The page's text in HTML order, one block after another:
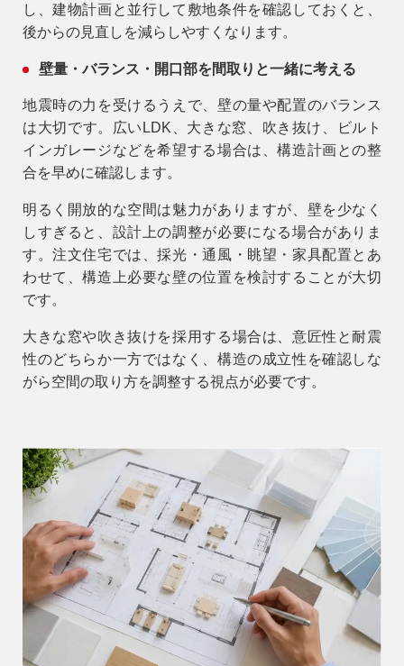
し、建物計画と並行して敷地条件を確認しておくと、
後からの見直しを減らしやすくなります。
壁量・バランス・開口部を間取りと一緒に考える
地震時の力を受けるうえで、壁の量や配置のバランス
は大切です。広いLDK、大きな窓、吹き抜け、ビルト
インガレージなどを希望する場合は、構造計画との整
合を早めに確認します。
明るく開放的な空間は魅力がありますが、壁を少なく
しすぎると、設計上の調整が必要になる場合がありま
す。注文住宅では、採光・通風・眺望・家具配置とあ
わせて、構造上必要な壁の位置を検討することが大切
です。
大きな窓や吹き抜けを採用する場合は、意匠性と耐震
性のどちらか一方ではなく、構造の成立性を確認しな
がら空間の取り方を調整する視点が必要です。